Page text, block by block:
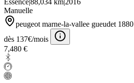
Essence|88,034 km|2016
Manuelle
peugeot marne-la-vallee gueudet 1880
dès 137€/mois
7,480 €